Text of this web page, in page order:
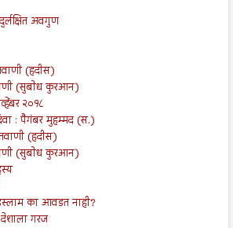
अवगुण
(हदीस)
(सुबोध कुरआन)
२०१८
: पैगंबर मुहम्मद (स.)
(हदीस)
(सुबोध कुरआन)
का आवडत नाही?
गरज